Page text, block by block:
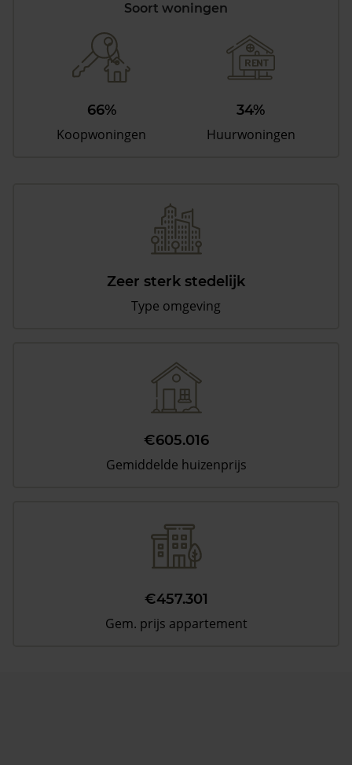
Soort woningen
66%
Koopwoningen
34%
Huurwoningen
Zeer sterk stedelijk
Type omgeving
€605.016
Gemiddelde huizenprijs
€457.301
Gem. prijs appartement